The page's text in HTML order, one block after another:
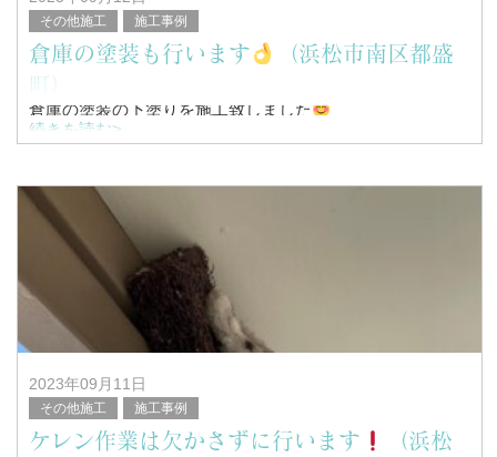
その他施工 施工事例
倉庫の塗装も行います
（浜松市南区都盛
町）
倉庫の塗装の下塗りを施工致しました
こんにちは！
浜松市南区を中心に塗装工事全般を行っている、
塗替家の堤と申します。
続きを読む>
2023年09月11日
その他施工 施工事例
ケレン作業は欠かさずに行います
（浜松